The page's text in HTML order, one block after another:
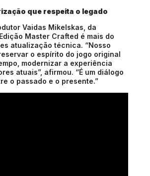
que respeita o legado
Vaidas Mikelskas, da
Master Crafted é mais do
atualização técnica. “Nosso
o espírito do jogo original
modernizar a experiência
atuais”, afirmou. “É um diálogo
o passado e o presente.”